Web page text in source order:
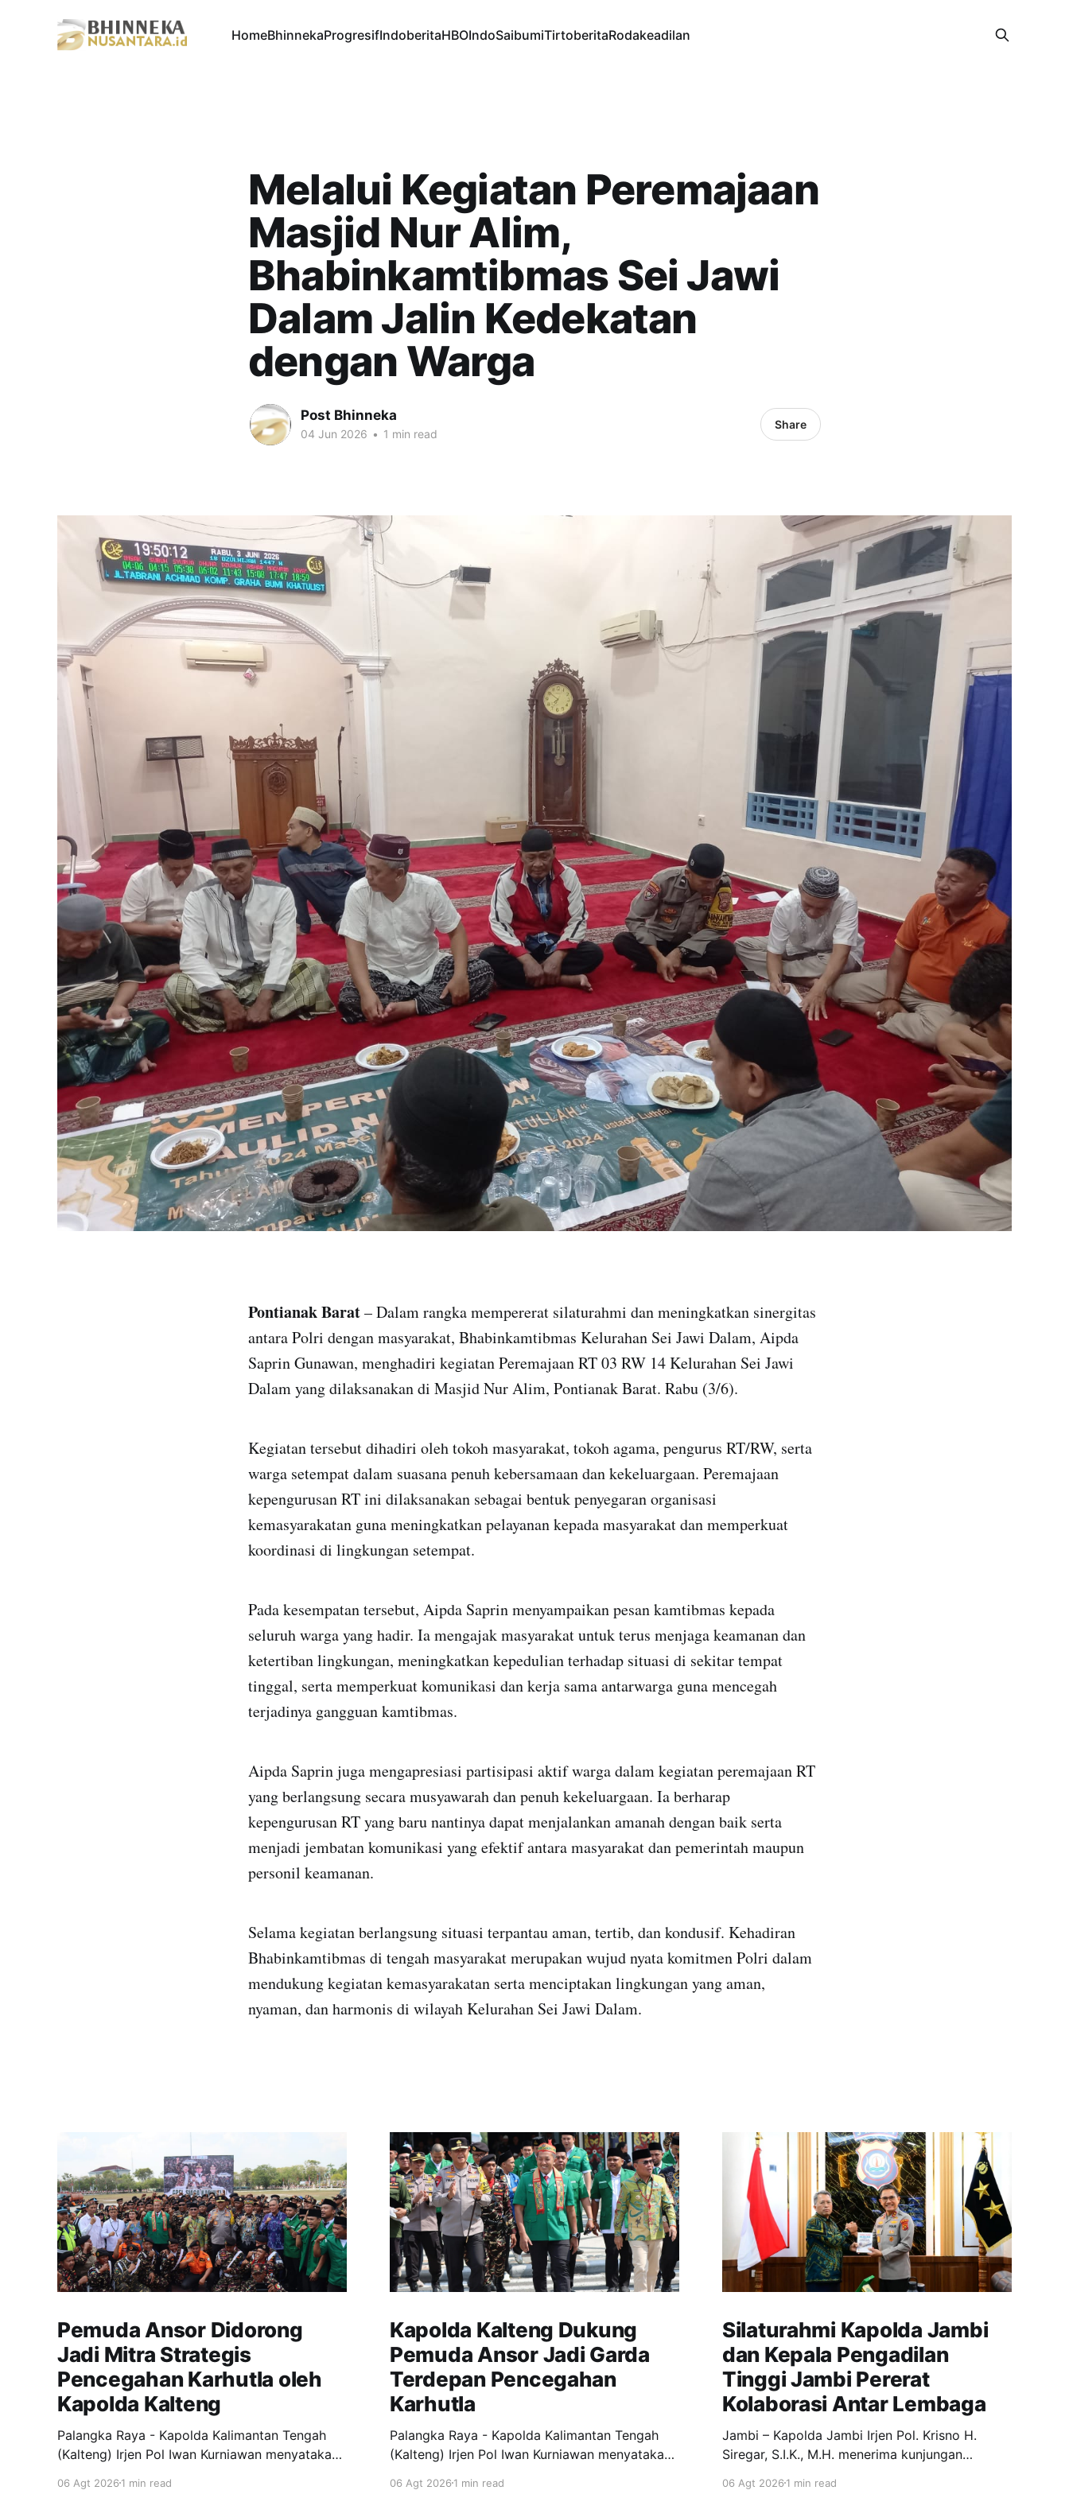
HomeBhinnekaProgresifIndoberitaHBOIndoSaibumiTirtoberitaRodakeadilan
Melalui Kegiatan Peremajaan
Masjid Nur Alim,
Bhabinkamtibmas Sei Jawi
Dalam Jalin Kedekatan
dengan Warga
Post Bhinneka
04 Jun 2026 • 1 min read
Share
Pontianak Barat– Dalam rangka mempererat silaturahmi dan meningkatkan sinergitas
antara Polri dengan masyarakat, Bhabinkamtibmas Kelurahan Sei Jawi Dalam, Aipda
Saprin Gunawan, menghadiri kegiatan Peremajaan RT 03 RW 14 Kelurahan Sei Jawi
Dalam yang dilaksanakan di Masjid Nur Alim, Pontianak Barat. Rabu (3/6).
Kegiatan tersebut dihadiri oleh tokoh masyarakat, tokoh agama, pengurus RT/RW, serta
warga setempat dalam suasana penuh kebersamaan dan kekeluargaan. Peremajaan
kepengurusan RT ini dilaksanakan sebagai bentuk penyegaran organisasi
kemasyarakatan guna meningkatkan pelayanan kepada masyarakat dan memperkuat
koordinasi di lingkungan setempat.
Pada kesempatan tersebut, Aipda Saprin menyampaikan pesan kamtibmas kepada
seluruh warga yang hadir. Ia mengajak masyarakat untuk terus menjaga keamanan dan
ketertiban lingkungan, meningkatkan kepedulian terhadap situasi di sekitar tempat
tinggal, serta memperkuat komunikasi dan kerja sama antarwarga guna mencegah
terjadinya gangguan kamtibmas.
Aipda Saprin juga mengapresiasi partisipasi aktif warga dalam kegiatan peremajaan RT
yang berlangsung secara musyawarah dan penuh kekeluargaan. Ia berharap
kepengurusan RT yang baru nantinya dapat menjalankan amanah dengan baik serta
menjadi jembatan komunikasi yang efektif antara masyarakat dan pemerintah maupun
personil keamanan.
Selama kegiatan berlangsung situasi terpantau aman, tertib, dan kondusif. Kehadiran
Bhabinkamtibmas di tengah masyarakat merupakan wujud nyata komitmen Polri dalam
mendukung kegiatan kemasyarakatan serta menciptakan lingkungan yang aman,
nyaman, dan harmonis di wilayah Kelurahan Sei Jawi Dalam.
Pemuda Ansor Didorong
Jadi Mitra Strategis
Pencegahan Karhutla oleh
Kapolda Kalteng
Palangka Raya - Kapolda Kalimantan Tengah
(Kalteng) Irjen Pol Iwan Kurniawan menyatakan
06 Agt 2026 1 min read
Kapolda Kalteng Dukung
Pemuda Ansor Jadi Garda
Terdepan Pencegahan
Karhutla
Palangka Raya - Kapolda Kalimantan Tengah
(Kalteng) Irjen Pol Iwan Kurniawan menyatakan
06 Agt 20261 min read
Silaturahmi Kapolda Jambi
dan Kepala Pengadilan
Tinggi Jambi Pererat
Kolaborasi Antar Lembaga
Jambi – Kapolda Jambi Irjen Pol. Krisno H.
Siregar, S.I.K., M.H. menerima kunjungan
06 Agt 20261 min read